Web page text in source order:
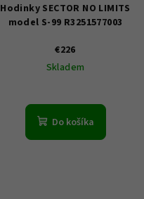
Hodinky SECTOR NO LIMITS
model S-99 R3251577003
€226
Skladem
Do košíka